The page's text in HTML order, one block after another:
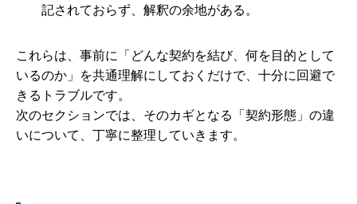
記されておらず、解釈の余地がある。
これらは、事前に「どんな契約を結び、何を目的として
いるのか」を共通理解にしておくだけで、十分に回避で
きるトラブルです。
次のセクションでは、そのカギとなる「契約形態」の違
いについて、丁寧に整理していきます。